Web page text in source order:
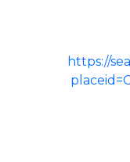
https://